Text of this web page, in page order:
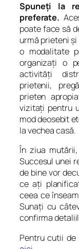
Spuneţi la
preferate.
poate face să
urmă prieteni
o modalitate
organizaţi o
activităţi
prietenii,
prieten
vizitaţi pentru
mod deosebit
la vechea casă.
În ziua
Succesul unei
de bine vor
ce aţi
ceea ce
Sunaţi cu
confirma
Pentru cutii